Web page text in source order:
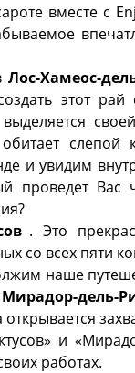
вместе с
Лос-Хамеос-
этот
и увидим
проведет Вас
. Это
со всех пяти
наше
Мирадор-дель-
и
работах.